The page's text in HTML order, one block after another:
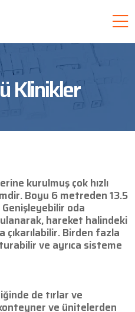
Klinikler
kurulmuş çok hızlı
Boyu 6 metreden 13.5
oda
hareket halindeki
Birden fazla
ve ayrıca sisteme
de tırlar ve
ve ünitelerden